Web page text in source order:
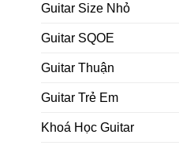
Guitar Size Nhỏ
Guitar SQOE
Guitar Thuận
Guitar Trẻ Em
Khoá Học Guitar